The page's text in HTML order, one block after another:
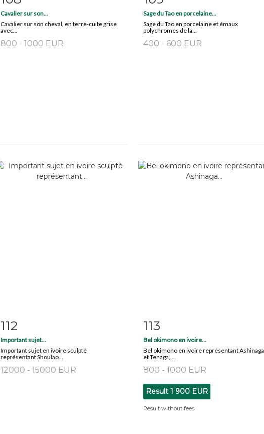
Cavalier sur son...
Cavalier sur son cheval, en terre-cuite grise
avec...
800 - 1000 EUR
Sage du Tao en porcelaine...
Sage du Tao en porcelaine et émaux
polychromes de la...
400 - 600 EUR
Item detail
112
Important sujet...
Important sujet en ivoire sculpté
représentant Shoulao...
12000 - 15000 EUR
Item detail
113
Bel okimono en ivoire...
Bel okimono en ivoire représentant Ashinaga
et Tenaga,...
800 - 1000 EUR
Result 1 900 EUR
Result without fees